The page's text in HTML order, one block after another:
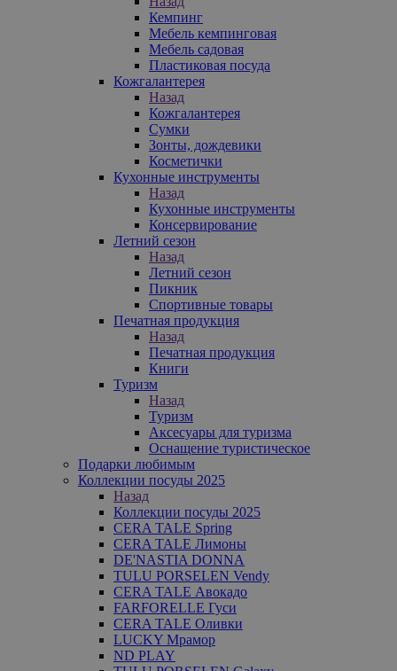
Кемпинг
Мебель кемпинговая
Мебель садовая
Пластиковая посуда
Кожгалантерея
Назад
Кожгалантерея
Сумки
Зонты, дождевики
Косметички
Кухонные инструменты
Назад
Кухонные инструменты
Консервирование
Летний сезон
Назад
Летний сезон
Пикник
Спортивные товары
Печатная продукция
Назад
Печатная продукция
Книги
Туризм
Назад
Туризм
Аксесуары для туризма
Оснащение туристическое
Подарки любимым
Коллекции посуды 2025
Назад
Коллекции посуды 2025
CERA TALE Spring
CERA TALE Лимоны
DE'NASTIA DONNA
TULU PORSELEN Vendy
CERA TALE Авокадо
FARFORELLE Гуси
CERA TALE Оливки
LUCKY Мрамор
ND PLAY